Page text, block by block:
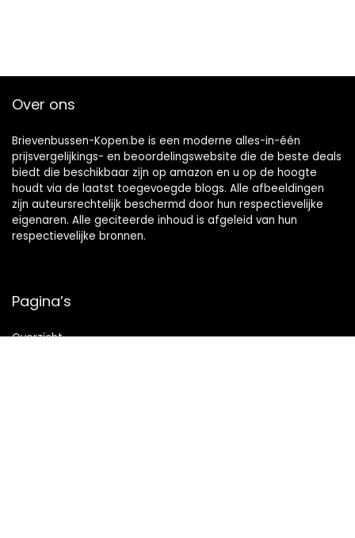
Over ons
Brievenbussen-Kopen.be is een moderne alles-in-één
prijsvergelijkings- en beoordelingswebsite die de beste deals
biedt die beschikbaar zijn op amazon en u op de hoogte
houdt via de laatst toegevoegde blogs. Alle afbeeldingen
zijn auteursrechtelijk beschermd door hun respectievelijke
eigenaren. Alle geciteerde inhoud is afgeleid van hun
respectievelijke bronnen.
Pagina’s
Overzicht